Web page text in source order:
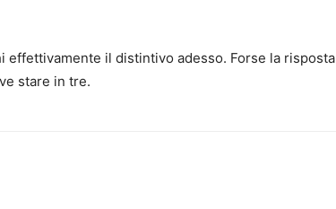
effettivamente il distintivo adesso. Forse la risposta
stare in tre.